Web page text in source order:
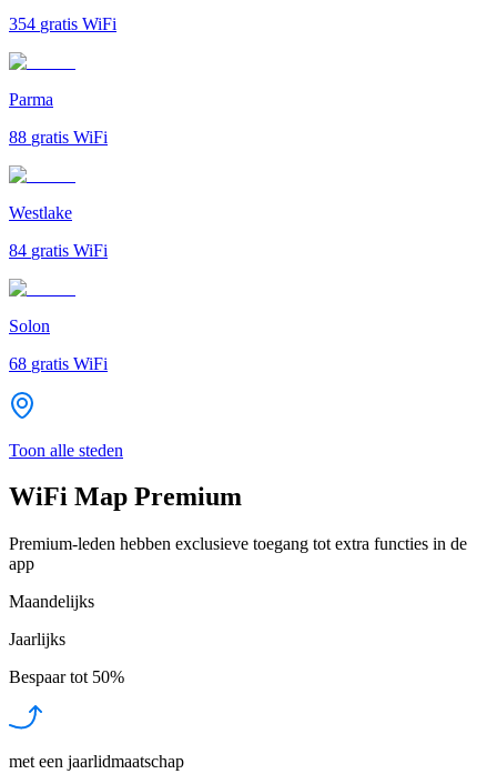
354 gratis WiFi
Parma
88 gratis WiFi
Westlake
84 gratis WiFi
Solon
68 gratis WiFi
Toon alle steden
WiFi Map Premium
Premium-leden hebben exclusieve toegang tot extra functies in de
app
Maandelijks
Jaarlijks
Bespaar tot 50%
met een jaarlidmaatschap